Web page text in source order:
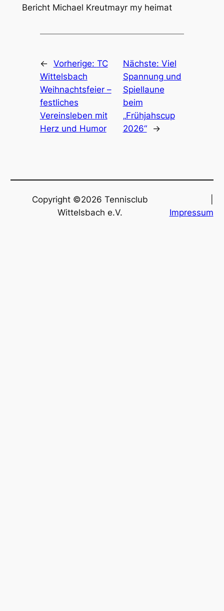
Bericht Michael Kreutmayr my heimat
← Vorherige: TC
Wittelsbach
Weihnachtsfeier –
festliches
Vereinsleben mit
Herz und Humor
Nächste: Viel
Spannung und
Spiellaune
beim
„Frühjahscup
2026“
→
Copyright ©2026 Tennisclub
Wittelsbach e.V.
Impressum